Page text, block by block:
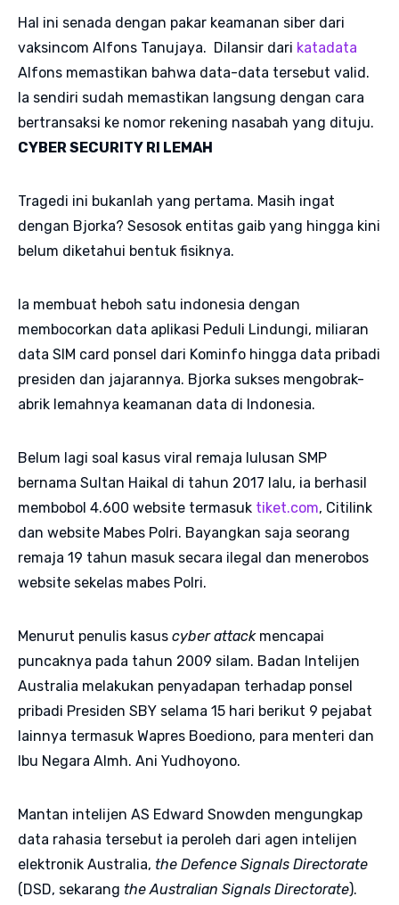
Hal ini senada dengan pakar keamanan siber dari
vaksincom Alfons Tanujaya. Dilansir dari katadata
Alfons memastikan bahwa data-data tersebut valid.
Ia sendiri sudah memastikan langsung dengan cara
bertransaksi ke nomor rekening nasabah yang dituju.
CYBER SECURITY RI LEMAH
Tragedi ini bukanlah yang pertama. Masih ingat
dengan Bjorka? Sesosok entitas gaib yang hingga kini
belum diketahui bentuk fisiknya.
Ia membuat heboh satu indonesia dengan
membocorkan data aplikasi Peduli Lindungi, miliaran
data SIM card ponsel dari Kominfo hingga data pribadi
presiden dan jajarannya. Bjorka sukses mengobrak-
abrik lemahnya keamanan data di Indonesia.
Belum lagi soal kasus viral remaja lulusan SMP
bernama Sultan Haikal di tahun 2017 lalu, ia berhasil
membobol 4.600 website termasuk tiket.com, Citilink
dan website Mabes Polri. Bayangkan saja seorang
remaja 19 tahun masuk secara ilegal dan menerobos
website sekelas mabes Polri.
Menurut penulis kasus cyber attackmencapai
puncaknya pada tahun 2009 silam. Badan Intelijen
Australia melakukan penyadapan terhadap ponsel
pribadi Presiden SBY selama 15 hari berikut 9 pejabat
lainnya termasuk Wapres Boediono, para menteri dan
Ibu Negara Almh. Ani Yudhoyono.
Mantan intelijen AS Edward Snowden mengungkap
data rahasia tersebut ia peroleh dari agen intelijen
elektronik Australia, the Defence Signals Directorate
(DSD, sekarang the Australian Signals Directorate).